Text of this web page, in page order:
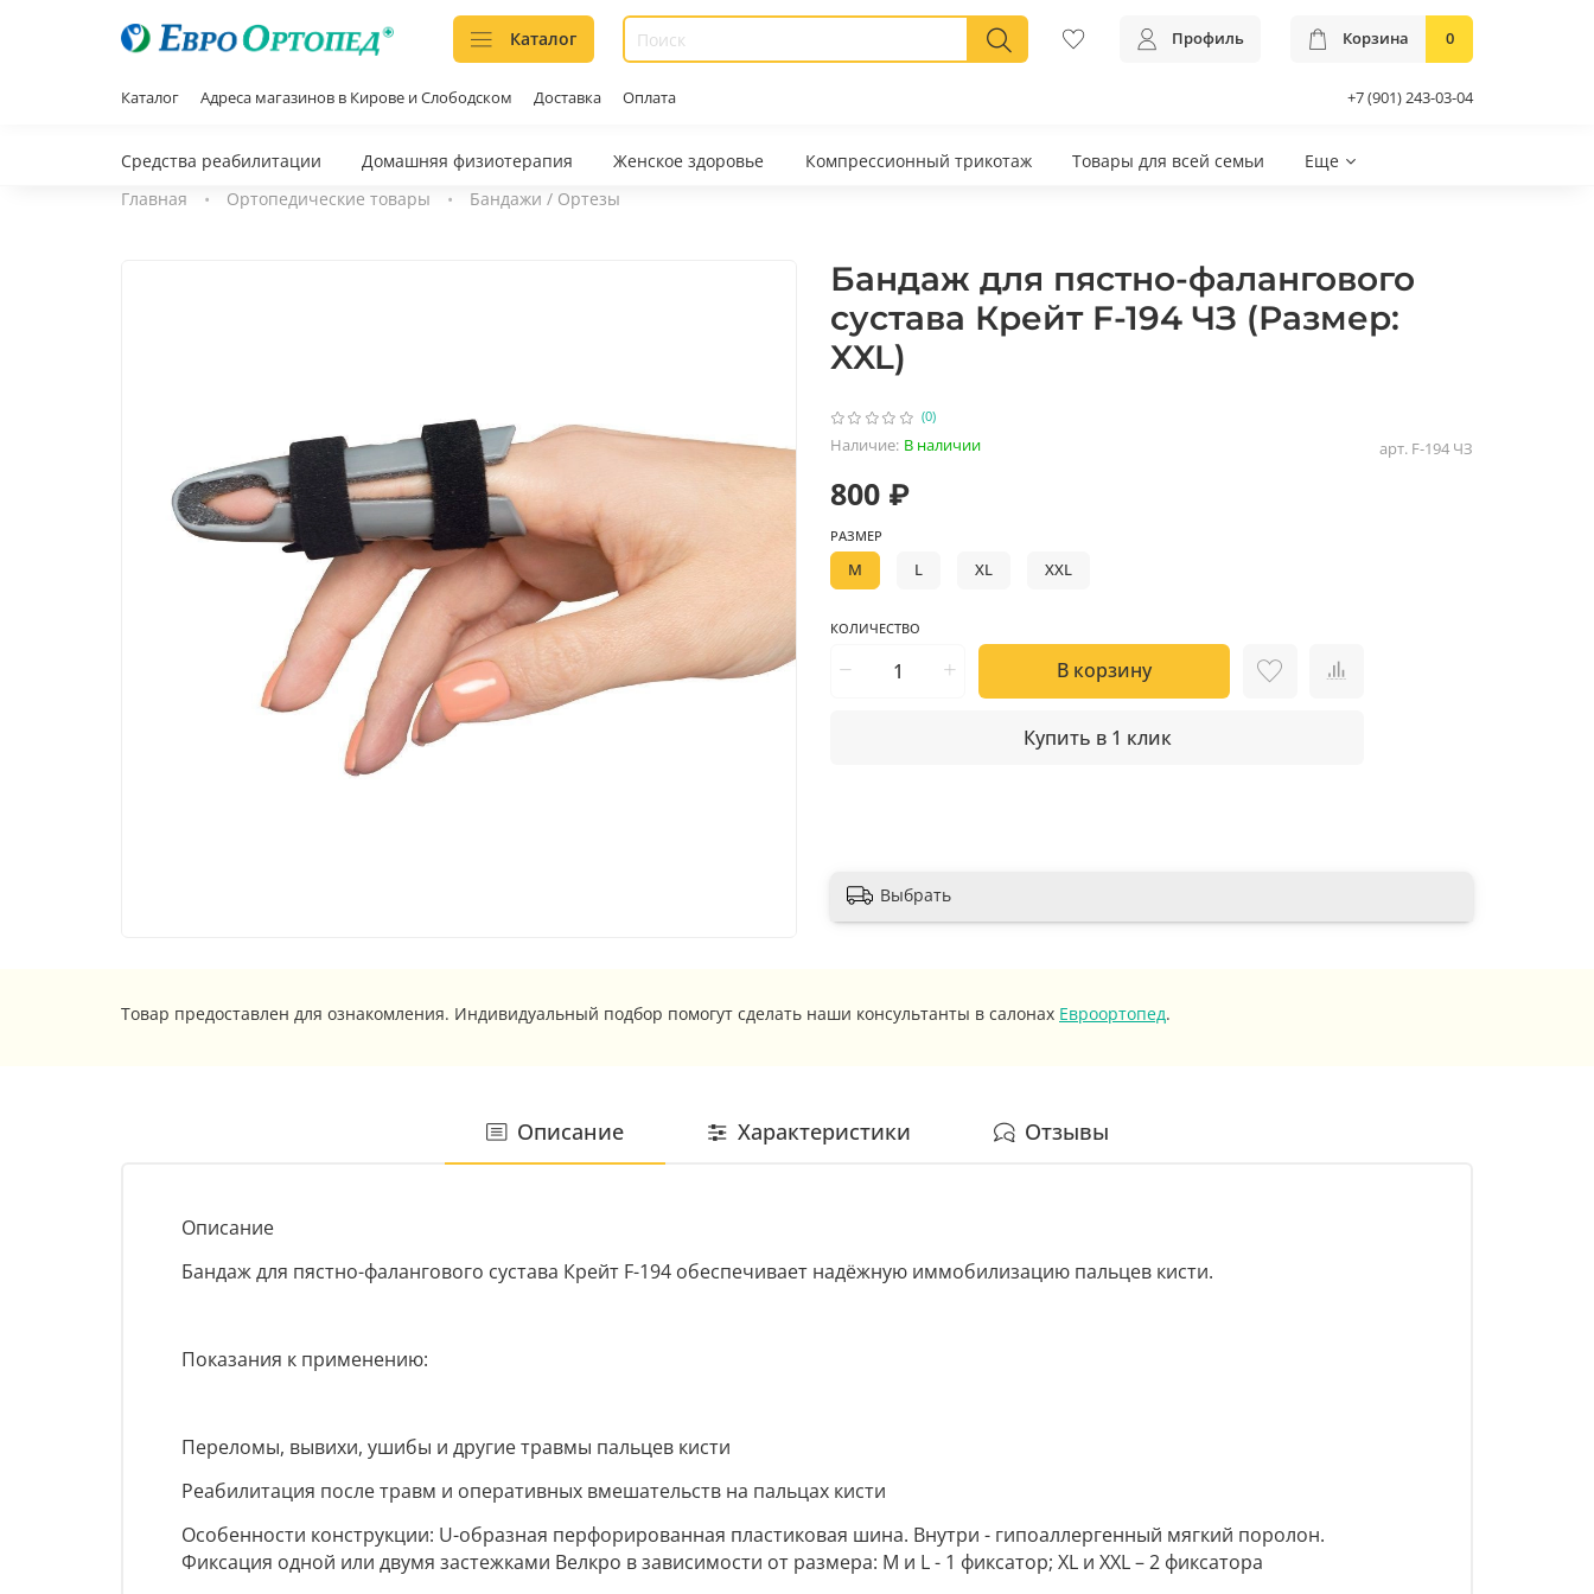
Каталог Профиль Корзина 0
Каталог Адреса магазинов в Кирове и Слободском Доставка Оплата +7 (901) 243-03-04
Средства реабилитации Домашняя физиотерапия Женское здоровье Компрессионный трикотаж Товары для всей семьи
Еще
Главная
Ортопедические товары Бандажи / Ортезы
(0)
арт. F-194 ЧЗ
Наличие: В наличии
Бандаж для пястно-фалангового
сустава Крейт F-194 ЧЗ (Размер:
XXL)
800 ₽
КОЛИЧЕСТВО
В корзину
Купить в 1 клик
РАЗМЕР
M L XL XXL
Выбрать
Товар предоставлен для ознакомления. Индивидуальный подбор помогут сделать наши консультанты в салонах Евроортопед.
Описание Характеристики Отзывы
Описание
Бандаж для пястно-фалангового сустава Крейт F-194 обеспечивает надёжную иммобилизацию пальцев кисти.
Показания к применению:
Переломы, вывихи, ушибы и другие травмы пальцев кисти
Реабилитация после травм и оперативных вмешательств на пальцах кисти
Особенности конструкции: U-образная перфорированная пластиковая шина. Внутри - гипоаллергенный мягкий поролон.
Фиксация одной или двумя застежками Велкро в зависимости от размера: M и L - 1 фиксатор; XL и XXL – 2 фиксатора